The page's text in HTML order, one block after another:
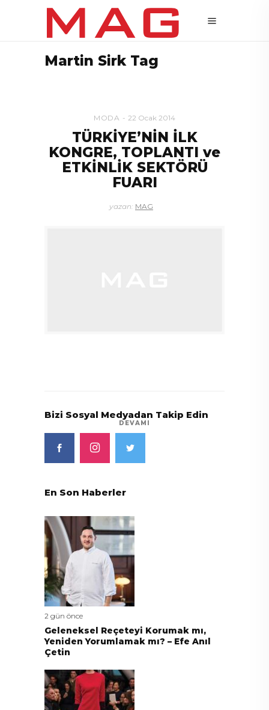
Martin Sirk Tag
MODA 22 Ocak 2014
TÜRKİYE’NİN İLK
KONGRE, TOPLANTI ve
ETKİNLİK SEKTÖRÜ
FUARI
yazan: MAG
DEVAMI
Bizi Sosyal Medyadan Takip Edin
En Son Haberler
2 gün önce
Geleneksel Reçeteyi Korumak mı,
Yeniden Yorumlamak mı? – Efe Anıl
Çetin